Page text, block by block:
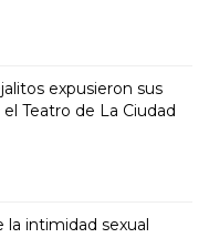
expusieron sus
Teatro de La Ciudad
la intimidad sexual